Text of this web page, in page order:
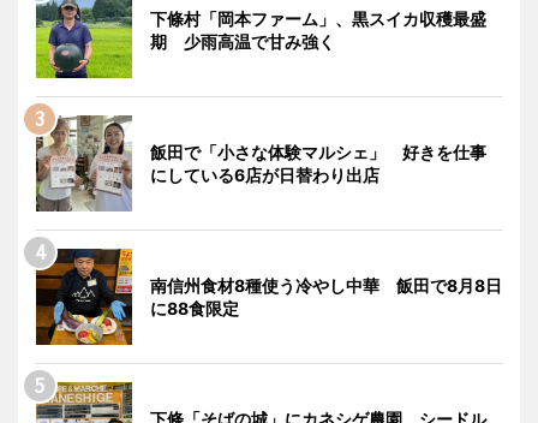
下條村「岡本ファーム」、黒スイカ収穫最盛
期 少雨高温で甘み強く
飯田で「小さな体験マルシェ」 好きを仕事
にしている6店が日替わり出店
南信州食材8種使う冷やし中華 飯田で8月8日
に88食限定
下條「そばの城」にカネシゲ農園 シードル